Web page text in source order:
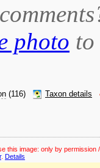
photo
(116) Taxon details
this image: only by permission
. Details